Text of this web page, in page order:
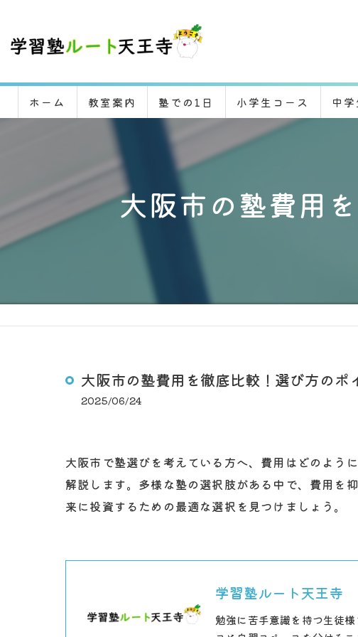
ホーム 教室案内 塾での1日 小学生コース 中
大阪市の塾費用
大阪市の塾費用を徹底比較！選び方のポ
2025/06/24
大阪市で塾選びを考えている方へ、費用はどのよう
解説します。多様な塾の選択肢がある中で、費用を
来に投資するための最適な選択を見つけましょう。
学習塾ルート天王寺
勉強に苦手意識を持つ生徒